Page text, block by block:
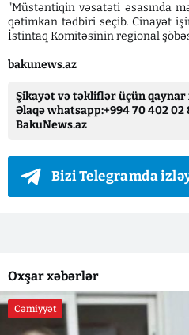
"Müstəntiqin vəsatəti əsasında
qətimkan tədbiri seçib. Cinayət
İstintaq Komitəsinin regional
bakunews.az
Şikayət və təkliflər üçün qaynar
Əlaqə whatsapp:+994 70 402 02
BakuNews.az
Bizi Telegramda
Oxşar xəbərlər
Cəmiyyət